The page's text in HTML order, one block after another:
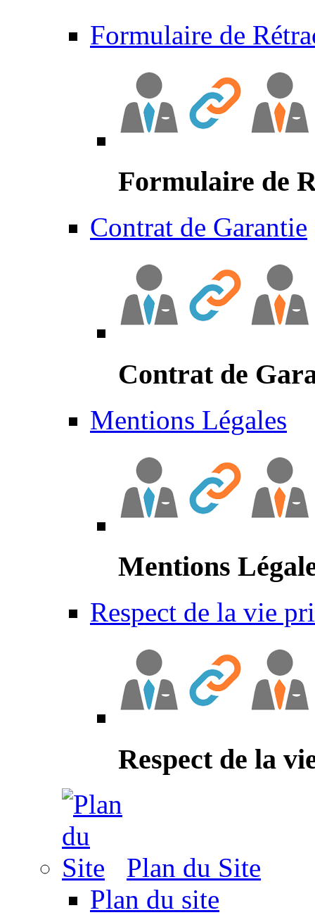
Formulaire de
Formulaire de
Contrat de Garantie
Contrat de
Mentions Légales
Mentions
Respect de la vie
Respect de la
Plan du Site
Plan du site